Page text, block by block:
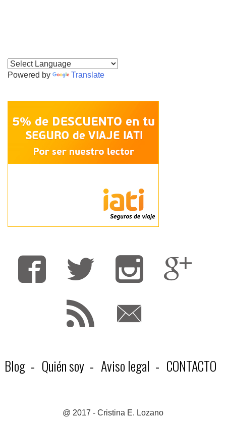
Powered by Translate
Blog Quién soy Aviso legal CONTACTO
@ 2017 - Cristina E. Lozano